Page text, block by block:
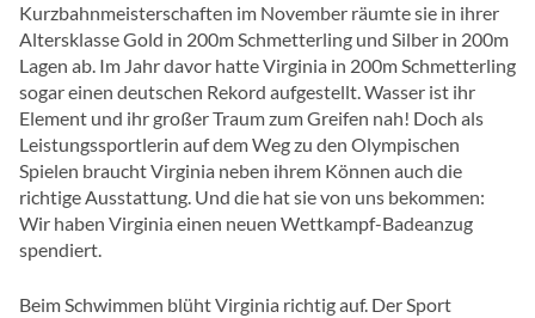
Kurzbahnmeisterschaften im November räumte sie in ihrer
Altersklasse Gold in 200m Schmetterling und Silber in 200m
Lagen ab. Im Jahr davor hatte Virginia in 200m Schmetterling
sogar einen deutschen Rekord aufgestellt. Wasser ist ihr
Element und ihr großer Traum zum Greifen nah! Doch als
Leistungssportlerin auf dem Weg zu den Olympischen
Spielen braucht Virginia neben ihrem Können auch die
richtige Ausstattung. Und die hat sie von uns bekommen:
Wir haben Virginia einen neuen Wettkampf-Badeanzug
spendiert.
Beim Schwimmen blüht Virginia richtig auf. Der Sport